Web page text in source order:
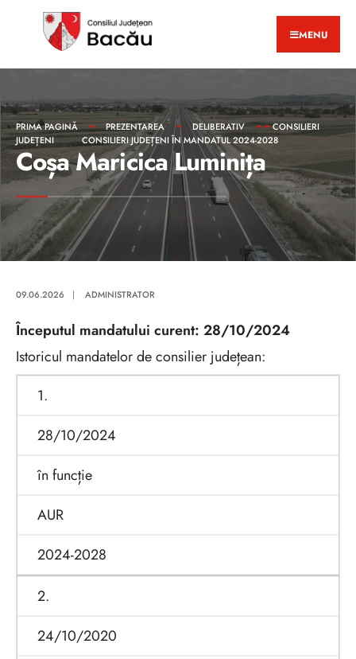
MENU
PRIMA PAGINĂ PREZENTAREA DELIBERATIV
CONSILIERI
JUDEȚENI
CONSILIERI JUDEȚENI ÎN MANDATUL 2024-2028
Coșa Maricica Luminița
09.06.2026 | ADMINISTRATOR
Începutul mandatului curent: 28/10/2024
Istoricul mandatelor de consilier județean:
1.
28/10/2024
în funcție
AUR
2024-2028
2.
24/10/2020